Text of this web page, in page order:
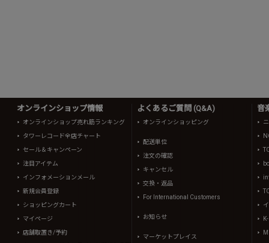
オンラインショップ情報
オンラインショップ売れ筋ランキング
タワーレコード全店チャート
セール＆キャンペーン
注目アイテム
インフォメーションメール
新規会員登録
ショッピングカート
マイページ
店舗取置き/予約
よくあるご質問 (Q&A)
オンラインショッピング
配送単位
注文の確認
キャンセル
交換・返品
For International Customers
お知らせ
マーケットプレイス
音